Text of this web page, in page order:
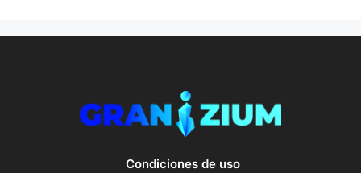
Condiciones de uso